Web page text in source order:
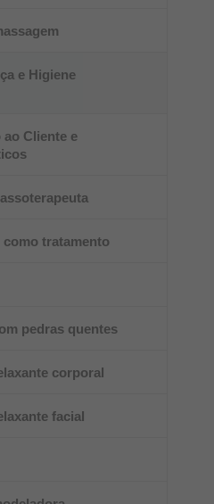
e Higiene
Cliente e
como tratamento
pedras quentes
corporal
facial